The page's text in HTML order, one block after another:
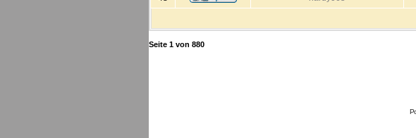
Seite 1 von 880